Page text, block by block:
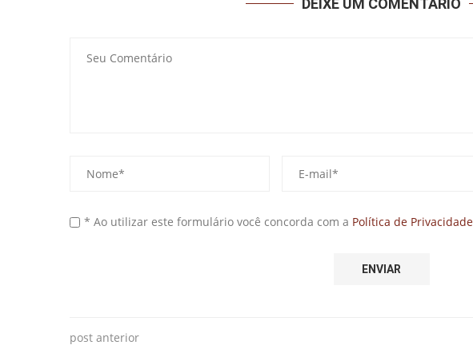
* Ao utilizar este formulário você concorda com a Política de
post anterior